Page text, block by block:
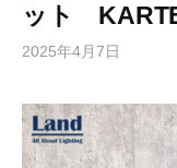
ット
2025年4月7日